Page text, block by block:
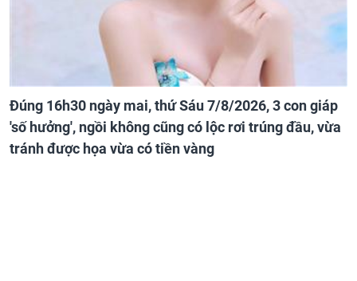
Đúng 16h30 ngày mai, thứ Sáu 7/8/2026, 3 con giáp
'số hưởng', ngồi không cũng có lộc rơi trúng đầu, vừa
tránh được họa vừa có tiền vàng